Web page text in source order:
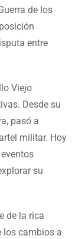
de los
entre
Viejo
Desde su
pasó a
militar. Hoy
su
de la rica
los cambios a